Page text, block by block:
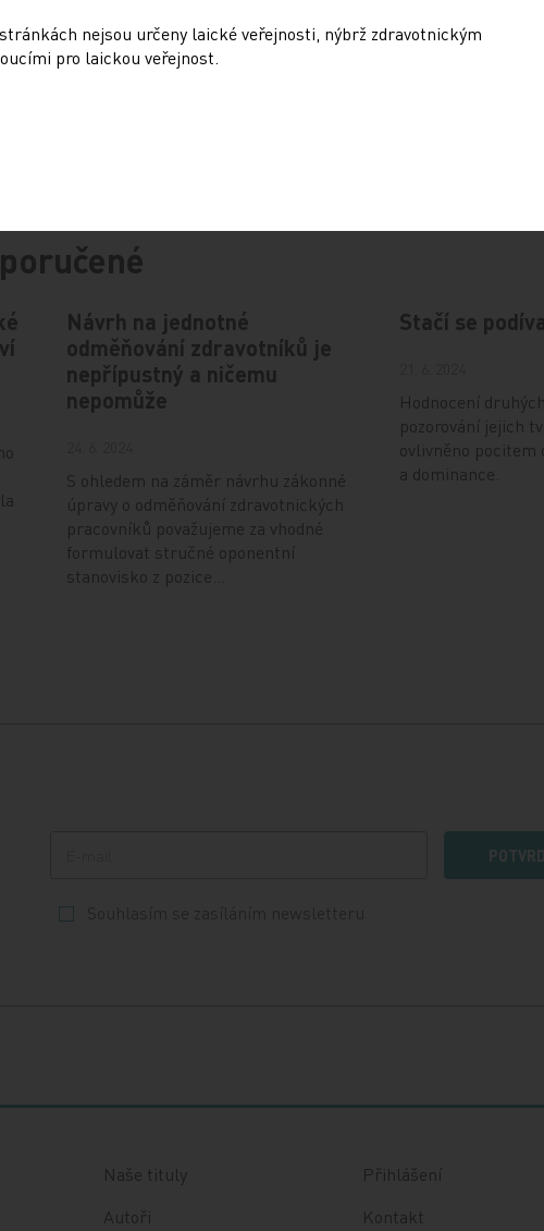
Návrh na jednotné
odměňování zdravotníků je
nepřípustný a ničemu
nepomůže
S ohledem na záměr návrhu zákonné
úpravy o odměňování zdravotnických
pracovníků považujeme za vhodné
formulovat stručné oponentní
stanovisko z pozice…
Stačí se
Hodnocení
pozorování jejich
ovlivněno pocitem
a dominance.
Naše tituly
Autoři
Přihlášení
Kontakt
nejsou určeny laické veřejnosti, nýbrž zdravotnickým
pro laickou veřejnost.